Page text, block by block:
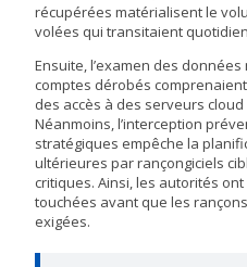
récupérées matérialisent le
volées qui transitaient
Ensuite, l’examen des
comptes dérobés
des accès à des serveurs
Néanmoins, l’interception
stratégiques empêche la
ultérieures par rançongiciels
critiques. Ainsi, les autorités
touchées avant que les
exigées.